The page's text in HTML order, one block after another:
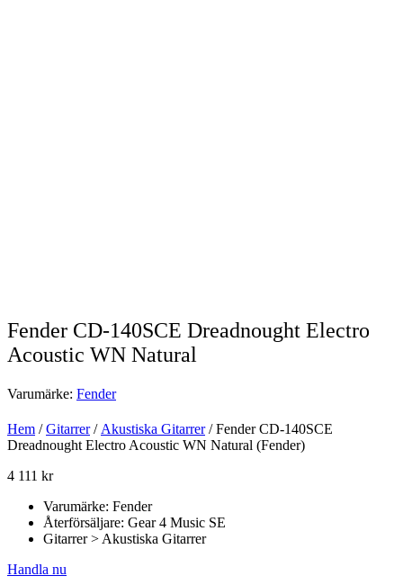
Fender CD-140SCE Dreadnought Electro
Acoustic WN Natural
Varumärke: Fender
Hem /Gitarrer/Akustiska Gitarrer/ Fender CD-140SCE
Dreadnought Electro Acoustic WN Natural (Fender)
4 111 kr
Varumärke: Fender
Återförsäljare: Gear 4 Music SE
Gitarrer > Akustiska Gitarrer
Handla nu